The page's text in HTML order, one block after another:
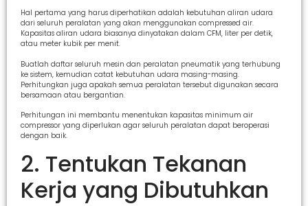
Hal pertama yang harus diperhatikan adalah kebutuhan aliran udara
dari seluruh peralatan yang akan menggunakan compressed air.
Kapasitas aliran udara biasanya dinyatakan dalam CFM, liter per detik,
atau meter kubik per menit.
Buatlah daftar seluruh mesin dan peralatan pneumatik yang terhubung
ke sistem, kemudian catat kebutuhan udara masing-masing.
Perhitungkan juga apakah semua peralatan tersebut digunakan secara
bersamaan atau bergantian.
Perhitungan ini membantu menentukan kapasitas minimum air
compressor yang diperlukan agar seluruh peralatan dapat beroperasi
dengan baik.
2. Tentukan Tekanan
Kerja yang Dibutuhkan